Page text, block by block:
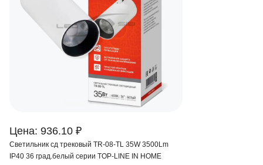
Цена: 936.10 ₽
Светильник сд трековый TR-08-TL 35W 3500Lm
IP40 36 град.белый серии TOP-LINE IN HOME